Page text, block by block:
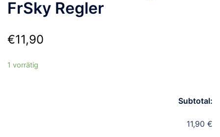
FrSky Regler
€11,90
1 vorrätig
Subtotal:
11,90 €